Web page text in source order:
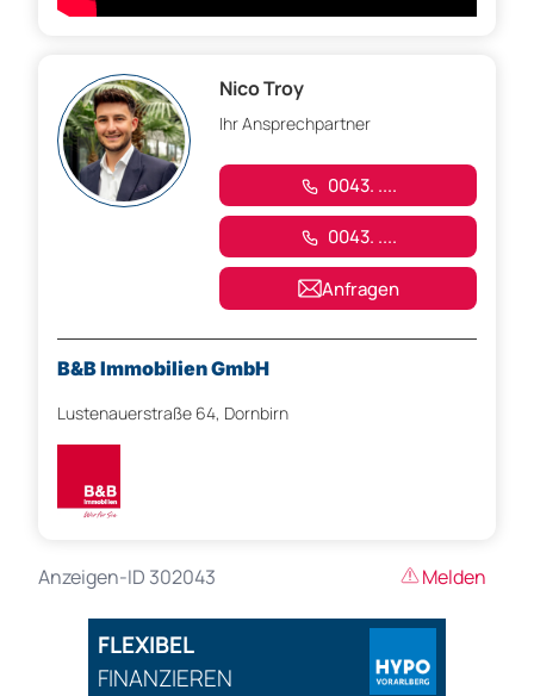
Nico Troy
Ihr Ansprechpartner
0043. ....
0043. ....
Anfragen
B&B Immobilien GmbH
Lustenauerstraße 64, Dornbirn
Anzeigen-ID 302043 Melden
FLEXIBEL
FINANZIEREN